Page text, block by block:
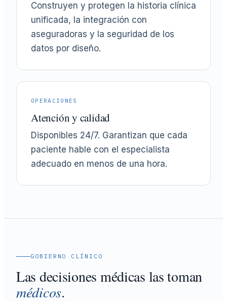
Construyen y protegen la historia clínica
unificada, la integración con
aseguradoras y la seguridad de los
datos por diseño.
OPERACIONES
Atención y calidad
Disponibles 24/7. Garantizan que cada
paciente hable con el especialista
adecuado en menos de una hora.
GOBIERNO CLÍNICO
Las decisiones médicas las toman
médicos.